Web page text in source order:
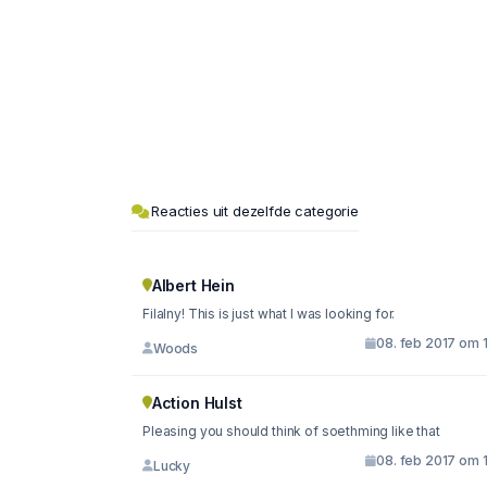
Reacties uit dezelfde categorie
Albert Hein
Filalny! This is just what I was looking for.
Woods 08. feb 2017 om
Action Hulst
Pleasing you should think of soethming like that
Lucky 08. feb 2017 om